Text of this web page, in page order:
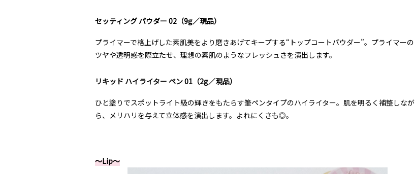
セッティング パウダー 02（9g／現品）
プライマーで格上げした素肌美をより磨きあげてキープする“トップコートパウダー”。プライマーの
ツヤや透明感を際立たせ、理想の素肌のようなフレッシュさを演出します。
リキッド ハイライター ペン 01（2g／現品）
ひと塗りでスポットライト級の輝きをもたらす筆ペンタイプのハイライター。肌を明るく補整しなが
ら、メリハリを与えて立体感を演出します。よれにくさも◎。
～Lip～